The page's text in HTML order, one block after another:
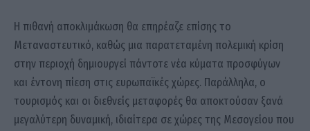
Η πιθανή αποκλιμάκωση θα επηρέαζε επίσης το
Μεταναστευτικό, καθώς μια παρατεταμένη πολεμική κρίση
στην περιοχή δημιουργεί πάντοτε νέα κύματα προσφύγων
και έντονη πίεση στις ευρωπαϊκές χώρες. Παράλληλα, ο
τουρισμός και οι διεθνείς μεταφορές θα αποκτούσαν ξανά
μεγαλύτερη δυναμική, ιδιαίτερα σε χώρες της Μεσογείου που